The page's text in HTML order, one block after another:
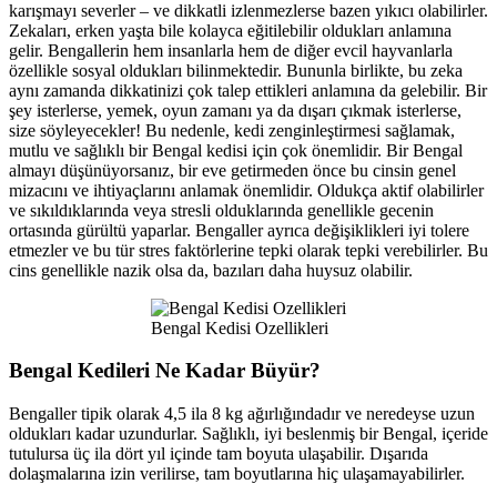
karışmayı severler – ve dikkatli izlenmezlerse bazen yıkıcı olabilirler.
Zekaları, erken yaşta bile kolayca eğitilebilir oldukları anlamına
gelir. Bengallerin hem insanlarla hem de diğer evcil hayvanlarla
özellikle sosyal oldukları bilinmektedir. Bununla birlikte, bu zeka
aynı zamanda dikkatinizi çok talep ettikleri anlamına da gelebilir. Bir
şey isterlerse, yemek, oyun zamanı ya da dışarı çıkmak isterlerse,
size söyleyecekler! Bu nedenle, kedi zenginleştirmesi sağlamak,
mutlu ve sağlıklı bir Bengal kedisi için çok önemlidir. Bir Bengal
almayı düşünüyorsanız, bir eve getirmeden önce bu cinsin genel
mizacını ve ihtiyaçlarını anlamak önemlidir. Oldukça aktif olabilirler
ve sıkıldıklarında veya stresli olduklarında genellikle gecenin
ortasında gürültü yaparlar. Bengaller ayrıca değişiklikleri iyi tolere
etmezler ve bu tür stres faktörlerine tepki olarak tepki verebilirler. Bu
cins genellikle nazik olsa da, bazıları daha huysuz olabilir.
Bengal Kedisi Ozellikleri
Bengal Kedileri Ne Kadar Büyür?
Bengaller tipik olarak 4,5 ila 8 kg ağırlığındadır ve neredeyse uzun
oldukları kadar uzundurlar. Sağlıklı, iyi beslenmiş bir Bengal, içeride
tutulursa üç ila dört yıl içinde tam boyuta ulaşabilir. Dışarıda
dolaşmalarına izin verilirse, tam boyutlarına hiç ulaşamayabilirler.